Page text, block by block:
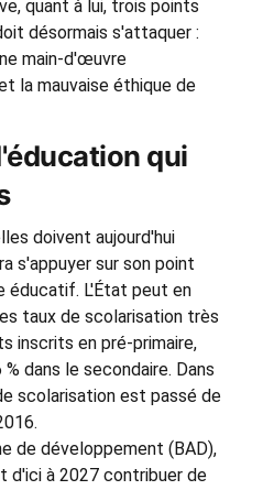
quant à lui, trois points
désormais s'attaquer :
main-d'œuvre
la mauvaise éthique de
qui
doivent aujourd'hui
s'appuyer sur son point
éducatif. L'État peut en
taux de scolarisation très
inscrits en pré-primaire,
dans le secondaire. Dans
scolarisation est passé de
de développement (BAD),
d'ici à 2027 contribuer de